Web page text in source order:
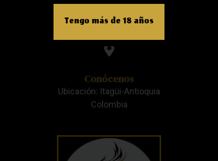
Escríbenos
Email: contacto@beatstudios.com.CO
Conócenos
Ubicación: Itagüi-Antioquia
Colombia
Tengo más de 18 años